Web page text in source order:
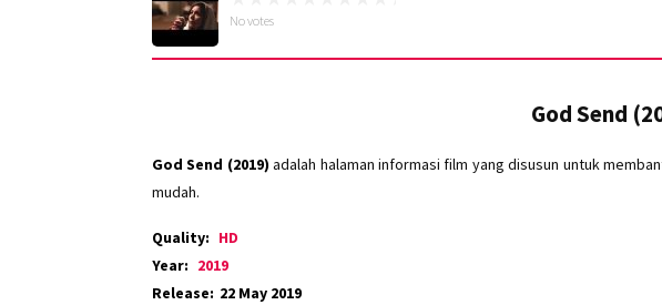
No votes
God Send
God Send (2019) adalah halaman informasi film yang disusun untuk
mudah.
Quality: HD
Year: 2019
Release: 22 May 2019